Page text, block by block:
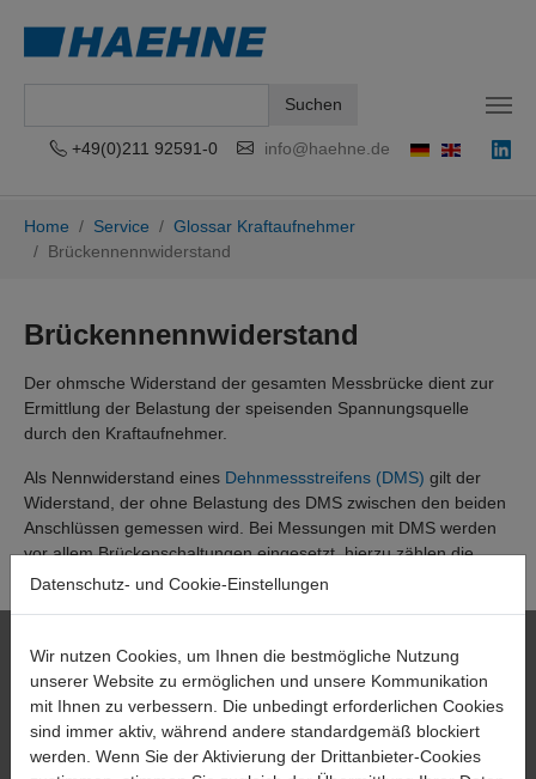
Suchen
+49(0)211 92591-0 info@haehne.de
Home
Service
Glossar Kraftaufnehmer
Brückennennwiderstand
Brückennennwiderstand
Der ohmsche Widerstand der gesamten Messbrücke dient zur
Ermittlung der Belastung der speisenden Spannungsquelle
durch den Kraftaufnehmer.
Als Nennwiderstand eines Dehnmessstreifens (DMS) gilt der
Widerstand, der ohne Belastung des DMS zwischen den beiden
Anschlüssen gemessen wird. Bei Messungen mit DMS werden
vor allem Brückenschaltungen eingesetzt, hierzu zählen die
Viertel-, Halb- und die Vollbrücke.
Elektronische Messgeräte GmbH
Heinrich-Hertz-Str. 44
D-40699 Erkrath
Datenschutz- und Cookie-Einstellungen
Wir nutzen Cookies, um Ihnen die bestmögliche Nutzung
unserer Website zu ermöglichen und unsere Kommunikation
mit Ihnen zu verbessern. Die unbedingt erforderlichen Cookies
sind immer aktiv, während andere standardgemäß blockiert
werden. Wenn Sie der Aktivierung der Drittanbieter-Cookies